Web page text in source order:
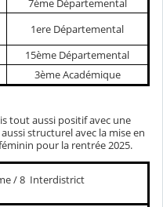
7ème Départemental
1ere Départemental
15ème Départemental
3ème Académique
tout aussi positif avec une
structurel avec la mise en
pour la rentrée 2025.
/ 8 Interdistrict